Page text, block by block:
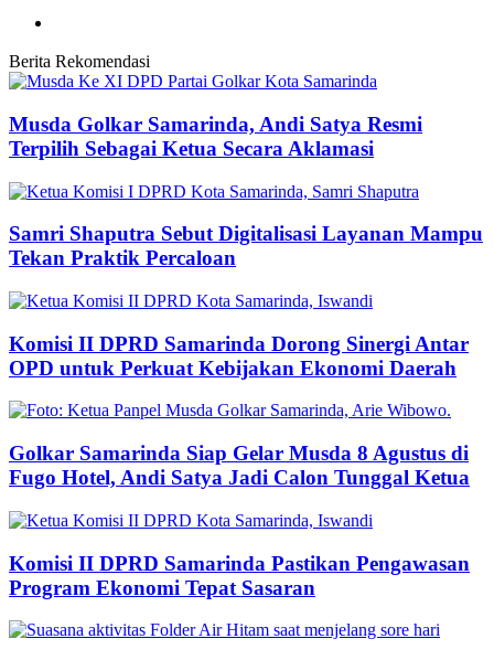
Berita Rekomendasi
Musda Golkar Samarinda, Andi Satya Resmi
Terpilih Sebagai Ketua Secara Aklamasi
Samri Shaputra Sebut Digitalisasi Layanan Mampu
Tekan Praktik Percaloan
Komisi II DPRD Samarinda Dorong Sinergi Antar
OPD untuk Perkuat Kebijakan Ekonomi Daerah
Golkar Samarinda Siap Gelar Musda 8 Agustus di
Fugo Hotel, Andi Satya Jadi Calon Tunggal Ketua
Komisi II DPRD Samarinda Pastikan Pengawasan
Program Ekonomi Tepat Sasaran